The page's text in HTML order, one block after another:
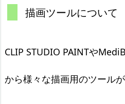
描画ツールについて
CLIP STUDIO PAINTや
から様々な描画用のツール